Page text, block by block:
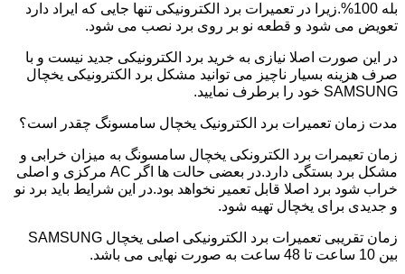
بله 100%.زیرا در تعمیرات برد الکترونیکی تنها جایی که ایراد دارد
تعویض می شود و قطعه نو بر روی برد نصب می شود.
در این صورت اصلا نیازی به خرید برد الکترونیکی جدید نیست و با
صرف هزینه بسیار ناچیز می توانید مشکل برد الکترونیکی یخچال
SAMSUNG خود را برطرف نمایید.
مدت زمان تعمیرات برد الکترونیک یخچال سامسونگ چقدر است؟
زمان تعیمرات برد الکترونکی یخچال سامسونگ به میزان خرابی و
مشکل برد بستگی دارد.در بعضی حالت ها اگر AC مرکزی و اصلی
خراب شود برد اصلا قابل تعمیر نخواهد بود.در این شرایط باید برد نو
و جدیدی برای یخچال تهیه شود.
زمان تقریبی تعمیرات برد الکترونیکی اصلی یخچال SAMSUNG
بین 10 ساعت تا 48 ساعت به صورت نهایی می باشد.